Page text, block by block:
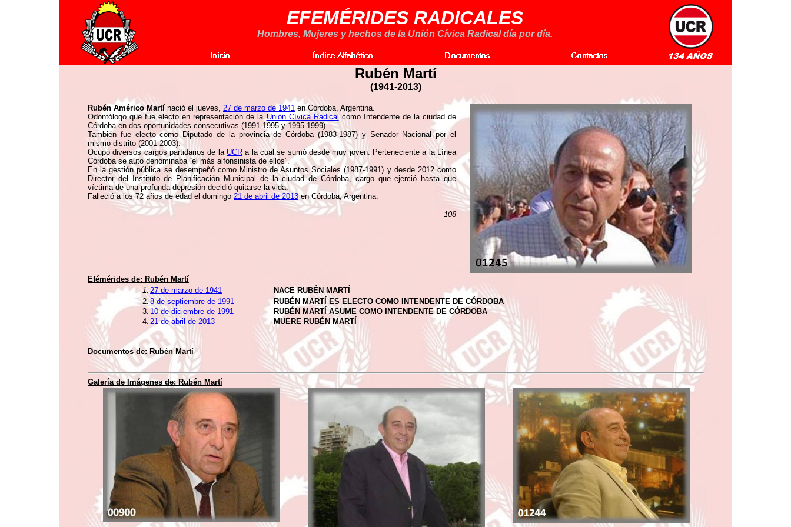
EFEMÉRIDES RADICALES
Hombres, Mujeres y hechos de la Unión Cívica Radical día por día.
Rubén Martí
(1941-2013)
Rubén Américo Martí nació el jueves, 27 de marzo de 1941 en Córdoba, Argentina.
Odontólogo que fue electo en representación de laUnión Cívica Radical como Intendente de la ciudad de
Córdoba en dos oportunidades consecutivas (1991-1995 y 1995-1999).
También fue electo como Diputado de la provincia de Córdoba (1983-1987) y Senador Nacional por el
mismo distrito (2001-2003).
Ocupó diversos cargos partidarios de la UCR a la cual se sumó desde muy joven. Perteneciente a la Línea
Córdoba se auto denominaba “el más alfonsinista de ellos”.
En la gestión pública se desempeñó como Ministro de Asuntos Sociales (1987-1991) y desde 2012 como
Director del Instituto de Planificación Municipal de la ciudad de Córdoba, cargo que ejerció hasta que
víctima de una profunda depresión decidió quitarse la vida.
Falleció a los 72 años de edad el domingo 21 de abril de 2013en Córdoba, Argentina.
108
Efémérides de: Rubén Martí
1. 27 de marzo de 1941
NACE RUBÉN MARTÍ
2.8 de septiembre de 1991
RUBÉN MARTÍ ES ELECTO COMO INTENDENTE DE CÓRDOBA
3. 10 de diciembre de 1991
RUBÉN MARTÍ ASUME COMO INTENDENTE DE CÓRDOBA
4. 21 de abril de 2013 MUERE RUBÉN MARTÍ
Documentos de: Rubén Martí
Galería de Imágenes de:Rubén Martí